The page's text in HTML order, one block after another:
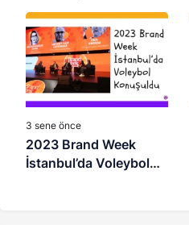
Taraması Yaptı
3 sene önce
2023 Brand Week
İstanbul’da Voleybol